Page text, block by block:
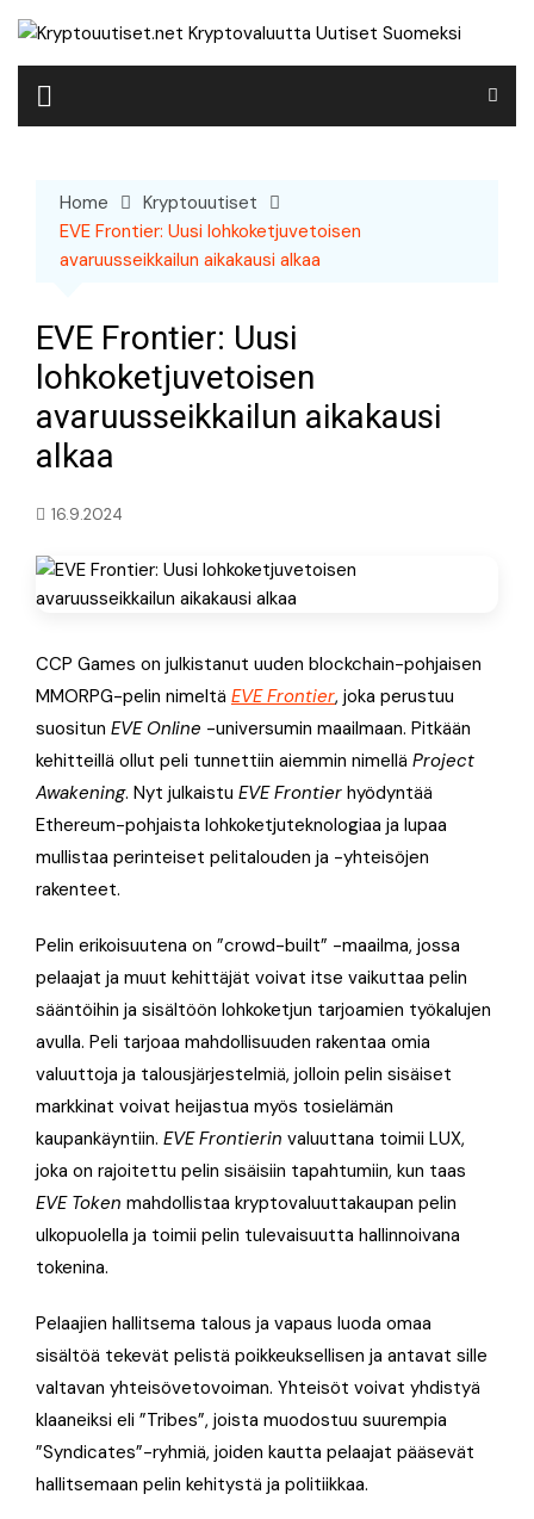
Skip
content
Home
Kryptouutiset
EVE Frontier: Uusi lohkoketjuvetoisen
avaruusseikkailun aikakausi alkaa
EVE Frontier: Uusi
lohkoketjuvetoisen
avaruusseikkailun aikakausi
alkaa
16.9.2024
CCP Games on julkistanut uuden blockchain-pohjaisen
MMORPG-pelin nimeltä EVE Frontier, joka perustuu
suositun EVE Online -universumin maailmaan. Pitkään
kehitteillä ollut peli tunnettiin aiemmin nimellä Project
Awakening. Nyt julkaistu EVE Frontier hyödyntää
Ethereum-pohjaista lohkoketjuteknologiaa ja lupaa
mullistaa perinteiset pelitalouden ja -yhteisöjen
rakenteet.
Pelin erikoisuutena on ”crowd-built” -maailma, jossa
pelaajat ja muut kehittäjät voivat itse vaikuttaa pelin
sääntöihin ja sisältöön lohkoketjun tarjoamien työkalujen
avulla. Peli tarjoaa mahdollisuuden rakentaa omia
valuuttoja ja talousjärjestelmiä, jolloin pelin sisäiset
markkinat voivat heijastua myös tosielämän
kaupankäyntiin. EVE Frontierin valuuttana toimii LUX,
joka on rajoitettu pelin sisäisiin tapahtumiin, kun taas
EVE Token mahdollistaa kryptovaluuttakaupan pelin
ulkopuolella ja toimii pelin tulevaisuutta hallinnoivana
tokenina.
Pelaajien hallitsema talous ja vapaus luoda omaa
sisältöä tekevät pelistä poikkeuksellisen ja antavat sille
valtavan yhteisövetovoiman. Yhteisöt voivat yhdistyä
klaaneiksi eli ”Tribes”, joista muodostuu suurempia
”Syndicates”-ryhmiä, joiden kautta pelaajat pääsevät
hallitsemaan pelin kehitystä ja politiikkaa.